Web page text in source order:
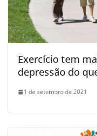
Exercício tem
depressão do
1 de setembro de 2021